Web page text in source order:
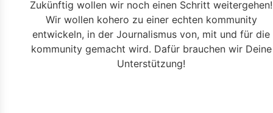
Zukünftig wollen wir noch einen Schritt weitergehen!
Wir wollen kohero zu einer echten kommunity
entwickeln, in der Journalismus von, mit und für die
kommunity gemacht wird. Dafür brauchen wir Deine
Unterstützung!